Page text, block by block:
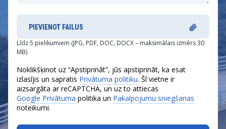
PIEVIENOT FAILUS
Līdz 5 pielikumiem (JPG, PDF, DOC, DOCX – maksimālais izmērs 30
MB)
Noklikšķinot uz “Apstiprināt”, jūs apstiprināt, ka esat
izlasījis un sapratis Privātuma politiku. Šī vietne ir
aizsargāta ar reCAPTCHA, un uz to attiecas
Google Privātuma politika un Pakalpojumu sniegšanas
noteikumi.